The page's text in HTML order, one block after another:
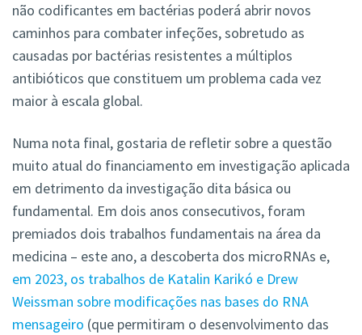
não codificantes em bactérias poderá abrir novos
caminhos para combater infeções, sobretudo as
causadas por bactérias resistentes a múltiplos
antibióticos que constituem um problema cada vez
maior à escala global.
Numa nota final, gostaria de refletir sobre a questão
muito atual do financiamento em investigação aplicada
em detrimento da investigação dita básica ou
fundamental. Em dois anos consecutivos, foram
premiados dois trabalhos fundamentais na área da
medicina – este ano, a descoberta dos microRNAs e,
em 2023, os trabalhos de Katalin Karikó e Drew
Weissman sobre modificações nas bases do RNA
mensageiro (que permitiram o desenvolvimento das